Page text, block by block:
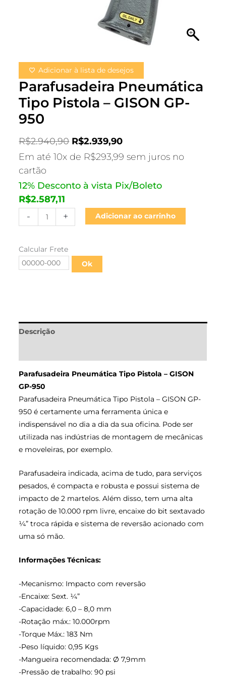
Adicionar à lista de desejos
Parafusadeira Pneumática
Tipo Pistola – GISON GP-
950
R$2.940,90 R$2.939,90
Em até 10x de R$293,99 sem juros no
cartão
12% Desconto à vista Pix/Boleto
R$2.587,11
- + Adicionar ao carrinho
Calcular Frete
Ok
Descrição
Parafusadeira Pneumática Tipo Pistola – GISON
GP-950
Parafusadeira Pneumática Tipo Pistola – GISON GP-
950 é certamente uma ferramenta única e
indispensável no dia a dia da sua oficina. Pode ser
utilizada nas indústrias de montagem de mecânicas
e moveleiras, por exemplo.
Parafusadeira indicada, acima de tudo, para serviços
pesados, é compacta e robusta e possui sistema de
impacto de 2 martelos. Além disso, tem uma alta
rotação de 10.000 rpm livre, encaixe do bit sextavado
¼” troca rápida e sistema de reversão acionado com
uma só mão.
Informações Técnicas:
-Mecanismo: Impacto com reversão
-Encaixe: Sext. ¼”
-Capacidade: 6,0 – 8,0 mm
-Rotação máx.: 10.000rpm
-Torque Máx.: 183 Nm
-Peso líquido: 0,95 Kgs
-Mangueira recomendada: Ø 7,9mm
-Pressão de trabalho: 90 psi